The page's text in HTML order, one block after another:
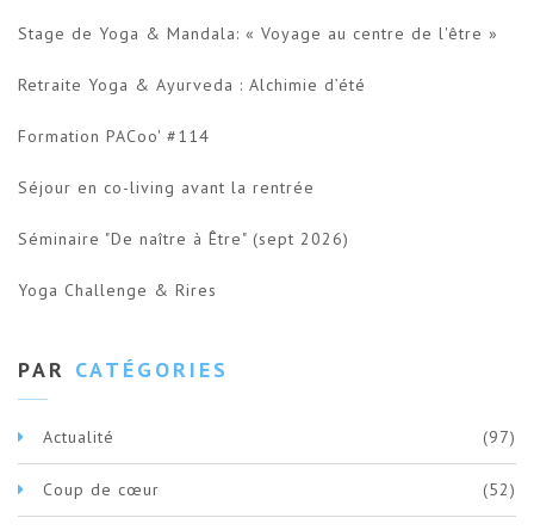
Stage de Yoga & Mandala: « Voyage au centre de l'être »
Retraite Yoga & Ayurveda : Alchimie d’été
Formation PACoo' #114
Séjour en co-living avant la rentrée
Séminaire "De naître à Être" (sept 2026)
Yoga Challenge & Rires
PAR CATÉGORIES
Actualité (97)
Coup de cœur (52)